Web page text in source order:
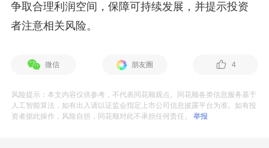
争取合理利润空间，保障可持续发展，并提示投资
者注意相关风险。
微信 朋友圈 4
风险提示：本文内容仅供参考，不代表同花顺观点。同花顺各类信息服务基于
人工智能算法，如有出入请以证监会指定上市公司信息披露平台为准。如有投
资者据此操作，风险自担，同花顺对此不承担任何责任。举报